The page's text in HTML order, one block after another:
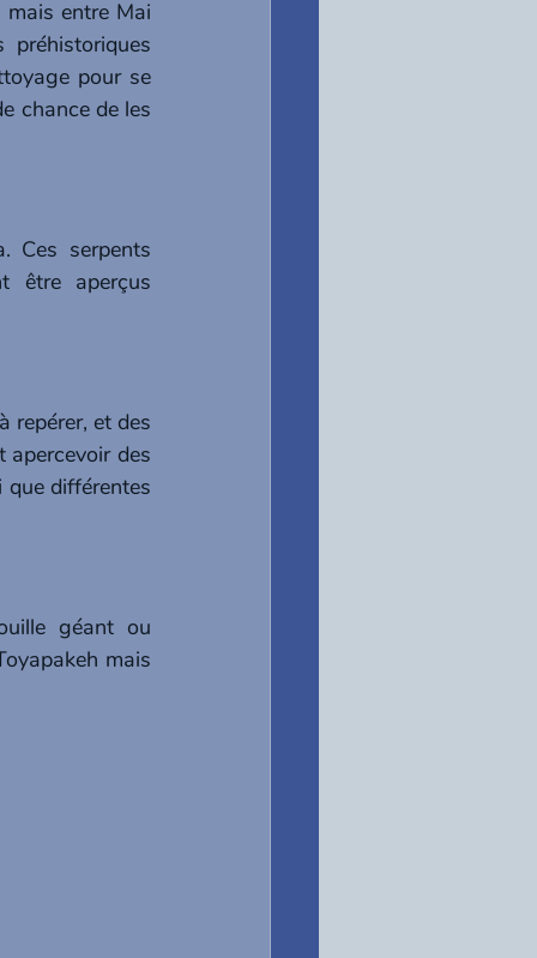
entre Mai
pour se
chance de les
Ces serpents
être aperçus
repérer, et des
apercevoir des
différentes
géant ou
mais